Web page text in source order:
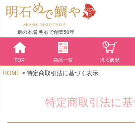
鯛の本場 明石で創業50年
TOP 商品一覧 購入履歴
HOME 特定商取引法に基づく表示
特定商取引法に